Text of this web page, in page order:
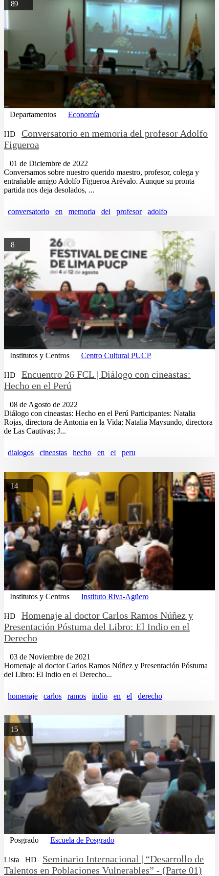
89
Departamentos Economía
HD
Conversatorio en memoria del profesor Adolfo
Figueroa
01 de Diciembre de 2022
Conversamos sobre nuestro querido maestro, profesor, colega y
entrañable amigo Adolfo Figueroa Arévalo. Aunque su pronta
partida nos deja desolados, ...
conversatorio en memoria del profesor adolfo
8
Institutos y Centros Centro Cultural PUCP
HD
Encuentro 26 FCL | Diálogo con cineastas:
Hecho en el Perú
08 de Agosto de 2022
Diálogo con cineastas: Hecho en el Perú Participantes: Natalia
Rojas, directora de Antonia en la Vida; Natalia Maysundo, directora
de Las Cautivas; J...
dialogos cineastas hecho en el peru
14
Institutos y Centros Instituto Riva-Agüero
HD
Homenaje al doctor Carlos Ramos Núñez y
Presentación Póstuma del Libro: El Indio en el
Derecho
03 de Noviembre de 2021
Homenaje al doctor Carlos Ramos Núñez y Presentación Póstuma
del Libro: El Indio en el Derecho...
homenaje carlos ramos indio en el derecho
15
Posgrado Escuela de Posgrado
Lista HD
Seminario Internacional | “Desarrollo de
Talentos en Poblaciones Vulnerables” - (Parte 01)